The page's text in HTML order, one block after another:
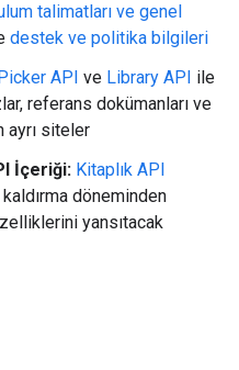
talimatları ve genel
destek ve politika bilgileri
API ve Library API ile
referans dokümanları ve
ayrı siteler
İçeriği: Kitaplık API
kaldırma döneminden
yansıtacak